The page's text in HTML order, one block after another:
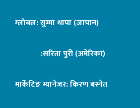
ग्लोबल: सुम्मा थापा (जापान)
:सरिता पुरी (अमेरिका)
मार्केटिङ म्यानेजर: किरण बस्नेत